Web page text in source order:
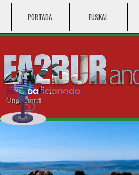
Vaya al Contenido
PORTADA EUSKAL
Ongi etorri